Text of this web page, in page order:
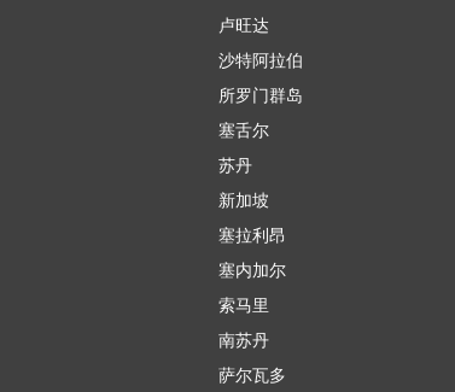
卢旺达
沙特阿拉伯
所罗门群岛
塞舌尔
苏丹
新加坡
塞拉利昂
塞内加尔
索马里
南苏丹
萨尔瓦多